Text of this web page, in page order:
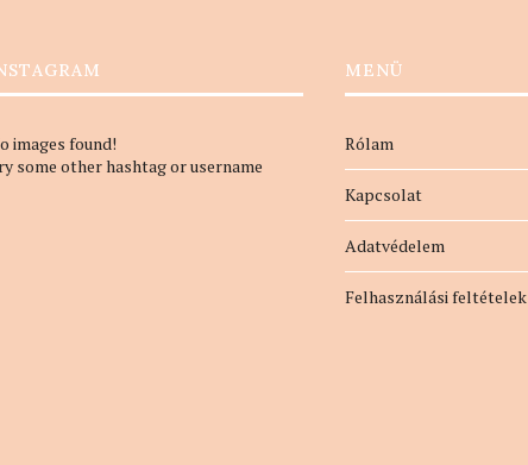
images found!
some other hashtag or username
MENÜ
Rólam
Kapcsolat
Adatvédelem
Felhasználási feltételek